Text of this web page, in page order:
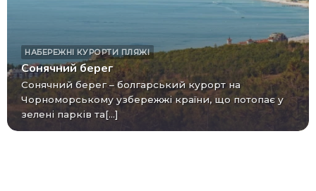
НАБЕРЕЖНІ КУРОРТИ ПЛЯЖІ
Сонячний берег
Сонячний берег – болгарський курорт на
Чорноморському узбережжі країни, що потопає у
зелені парків та[...]